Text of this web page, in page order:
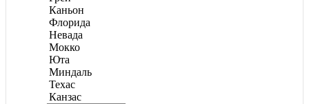
Каньон
Флорида
Невада
Мокко
Юта
Миндаль
Техас
Канзас